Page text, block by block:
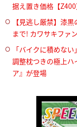
据え置き価格【Z400
【見逃し厳禁】漆
まで! カワサキファ
「バイクに積めな
調整枕つきの極上ハ
ア』が登場